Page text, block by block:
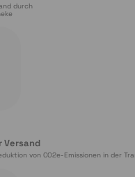
durch
Versand
von CO2e-Emissionen in der